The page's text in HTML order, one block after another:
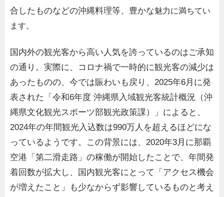
合したものなどの沖縄料理等、豊かな魅力に満ちてい
ます。
国内外の観光客から高い人気を誇っているのはご承知
の通り。実際に、コロナ禍で一時的に観光客の減少は
あったものの、今では賑わいも戻り、2025年6月に発
表された「令和6年度 沖縄県入域観光客統計概況（沖
縄県文化観光スポーツ部観光政策課）」によると、
2024年の年間観光入込数は990万人を超えるほどにな
っているようです。この背景には、2020年3月に那覇
空港「第二滑走路」の稼働が開始したことで、年間発
着回数が拡大し、国内観光客にとって「アクセス機会
が増えたこと」も少なからず影響しているものと考え